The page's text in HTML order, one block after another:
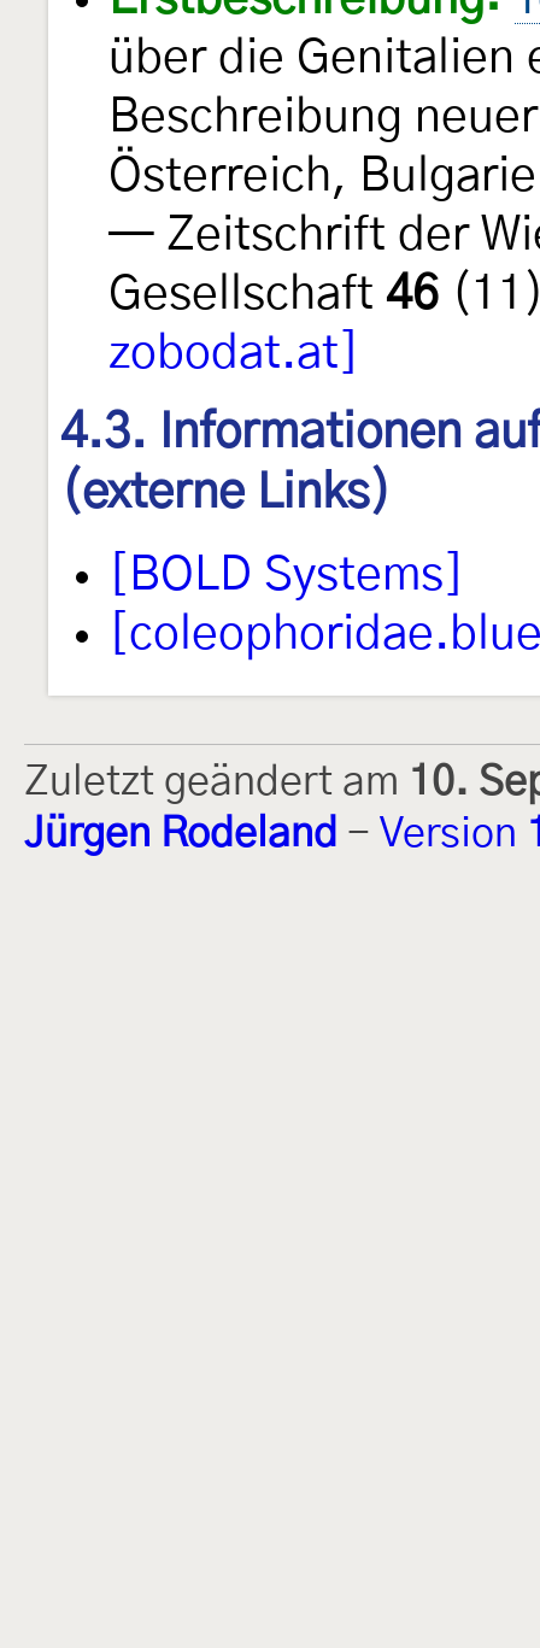
über die Genitalien
Beschreibung
Österreich,
— Zeitschrift der
Gesellschaft 46
zobodat.at]
4.3. Informationen
(externe Links)
[BOLD Systems]
Zuletzt geändert am 10.
Jürgen Rodeland - Version